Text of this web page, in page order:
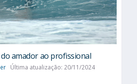
amador ao profissional
Última atualização: 20/11/2024